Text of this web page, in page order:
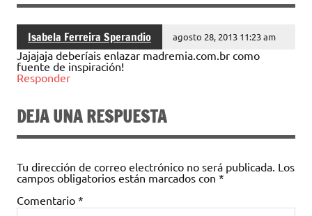
Isabela Ferreira Sperandio agosto 28, 2013 11:23 am
Jajajaja deberíais enlazar madremia.com.br como
fuente de inspiración!
Responder
DEJA UNA RESPUESTA
Tu dirección de correo electrónico no será publicada. Los
campos obligatorios están marcados con *
Comentario *